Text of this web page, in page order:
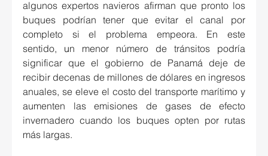
algunos expertos navieros afirman que pronto los
buques podrían tener que evitar el canal por
completo si el problema empeora. En este
sentido, un menor número de tránsitos podría
significar que el gobierno de Panamá deje de
recibir decenas de millones de dólares en ingresos
anuales, se eleve el costo del transporte marítimo y
aumenten las emisiones de gases de efecto
invernadero cuando los buques opten por rutas
más largas.